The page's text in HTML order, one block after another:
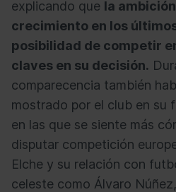
explicando que la
crecimiento en los
posibilidad de competir
claves en su decisión.
comparecencia también
mostrado por el club en su
en las que se siente más
disputar competición
Elche y su relación con
celeste como Álvaro